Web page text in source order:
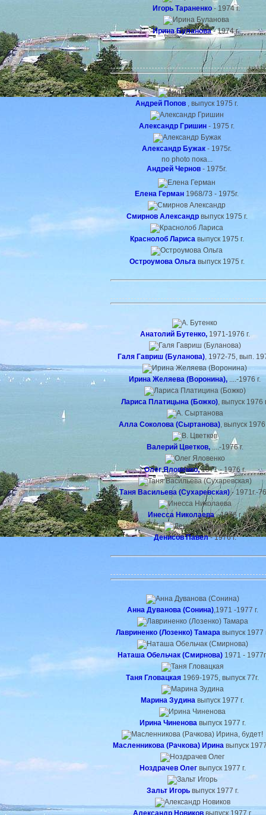
Игорь Тараненко - 1974 г.
Ирина Буланова- 1974 г.
Андрей Попов , выпуск 1975 г.
Александр Гришин - 1975 г.
Александр Бужак - 1975г.
no photo пока...
Андрей Чернов - 1975г.
Елена Герман 1968/73 - 1975г.
Смирнов Александрвыпуск 1975 г.
Краснолоб Лариса выпуск 1975 г.
Остроумова Ольга выпуск 1975 г.
Анатолий Бутенко,1971-1976 г.
Галя Гавриш (Буланова), 1972-75, вып.
Ирина Желяева (Воронина), ....-1976 г.
Лариса Платицына (Божко) , выпуск 1976
Алла Соколова (Сыртанова) , выпуск 1976
Валерий Цветков,....-1976 г.
Олег Яловенко,1971 - 1976 г.
Таня Васильева (Сухаревская)- 1971г.-
Инесса Николаева- 1976 г.
Денисов Павел- 1976 г.
Анна Дуванова (Сонина),1971 -1977 г.
Лавриненко (Лозенко) Тамара выпуск 1977
Наташа Обельчак (Смирнова) 1971 -
Таня Гловацкая 1969-1975, выпуск 77г.
Марина Зудина выпуск 1977 г.
Ирина Чиненова выпуск 1977 г.
Масленникова (Рачкова) Иринавыпуск 1977
Ноздрачев Олегвыпуск 1977 г.
Зальт Игорьвыпуск 1977 г.
Александр Новиковвыпуск 1977 г.